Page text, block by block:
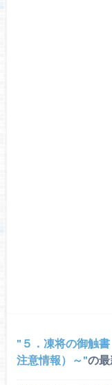
５．凍将の御触
注意情報）～ の